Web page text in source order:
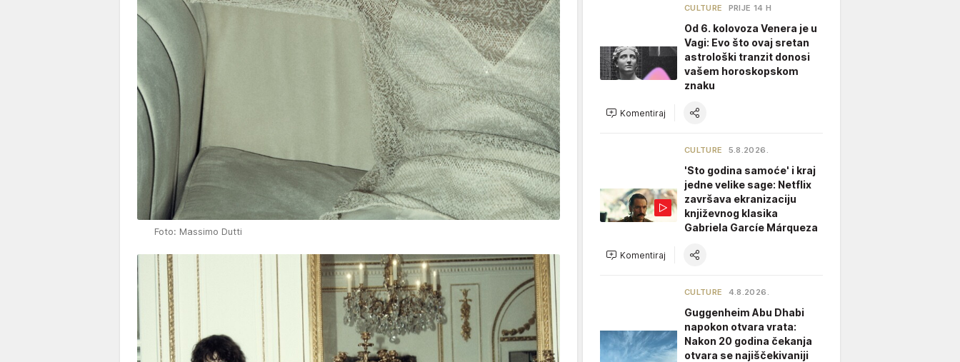
Foto: Massimo Dutti
CULTURE PRIJE 14 H
Od 6. kolovoza Venera je u
Vagi: Evo što ovaj sretan
astrološki tranzit donosi
vašem horoskopskom
znaku
Komentiraj
CULTURE 5.8.2026.
'Sto godina samoće' i kraj
jedne velike sage: Netflix
završava ekranizaciju
književnog klasika
Gabriela Garcíe Márqueza
Komentiraj
CULTURE 4.8.2026.
Guggenheim Abu Dhabi
napokon otvara vrata:
Nakon 20 godina čekanja
otvara se najiščekivaniji